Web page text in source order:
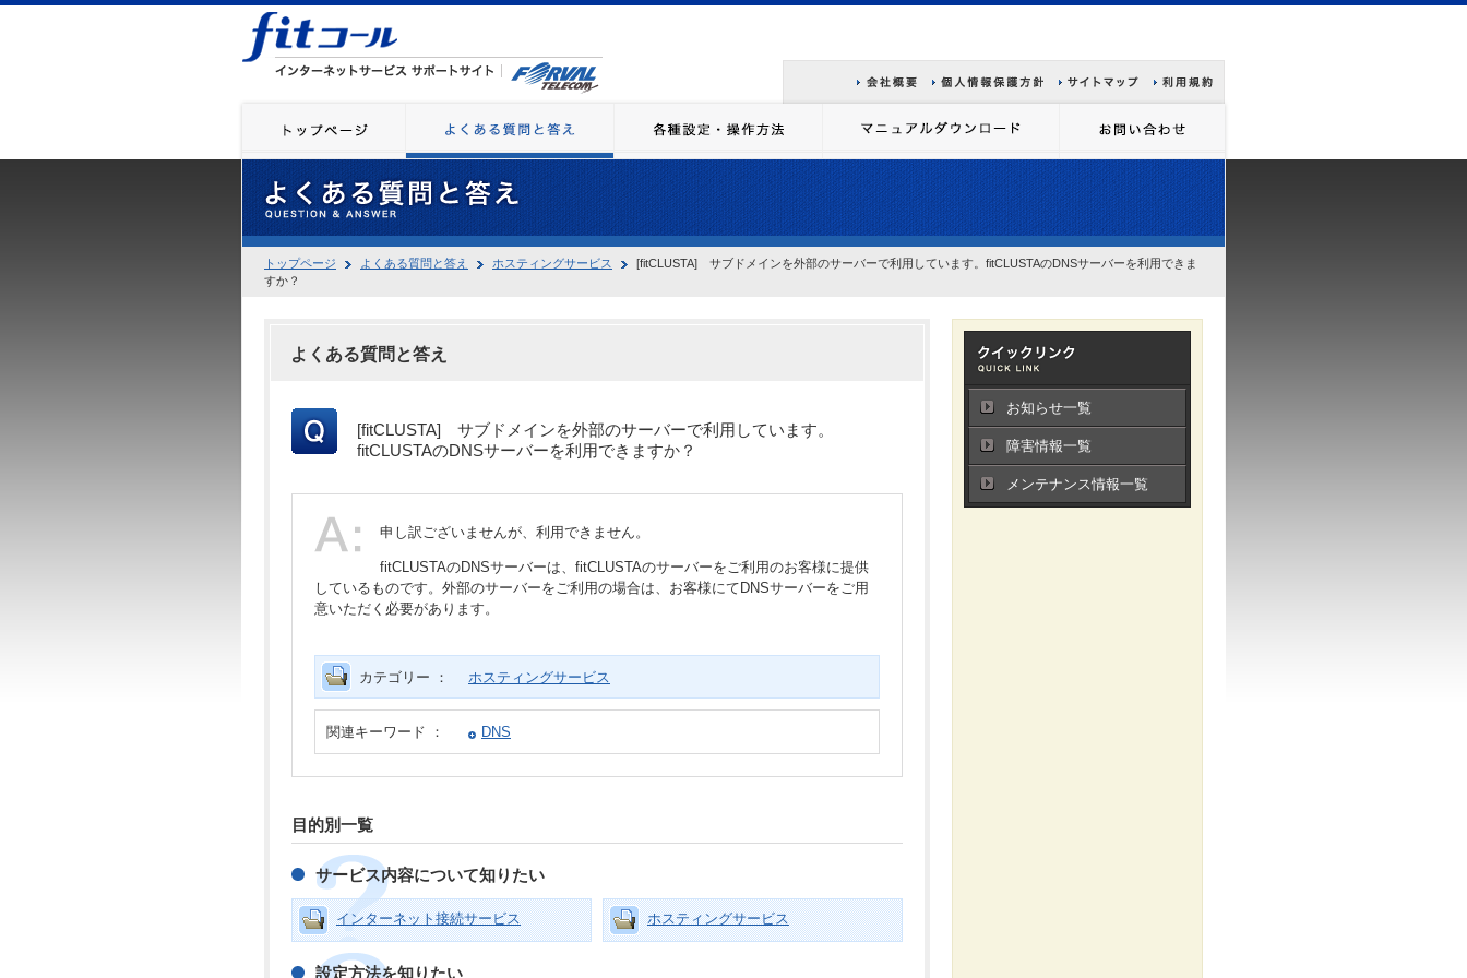
トップページ よくある質問と答え ホスティングサービス
[fitCLUSTA] サブドメインを外部のサーバーで利用しています。fitCLUSTAのDNSサーバーを利用できま
すか？
よくある質問と答え
[fitCLUSTA] サブドメインを外部のサーバーで利用しています。
fitCLUSTAのDNSサーバーを利用できますか？
申し訳ございませんが、利用できません。
fitCLUSTAのDNSサーバーは、fitCLUSTAのサーバーをご利用のお客様に提供
しているものです。外部のサーバーをご利用の場合は、お客様にてDNSサーバーをご用
意いただく必要があります。
カテゴリー ： ホスティングサービス
関連キーワード ： DNS
目的別一覧
サービス内容について知りたい
インターネット接続サービス ホスティングサービス
設定方法を知りたい
お知らせ一覧
障害情報一覧
メンテナンス情報一覧